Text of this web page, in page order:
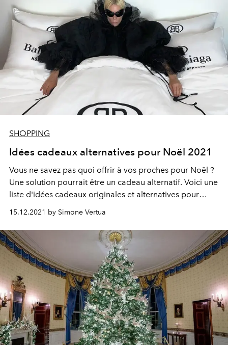
SHOPPING
Idées cadeaux alternatives pour Noël 2021
Vous ne savez pas quoi offrir à vos proches pour Noël ?
Une solution pourrait être un cadeau alternatif. Voici une
liste d'idées cadeaux originales et alternatives pour
d'éviter d'offrir des cadeaux inutiles.
15.12.2021 by Simone Vertua